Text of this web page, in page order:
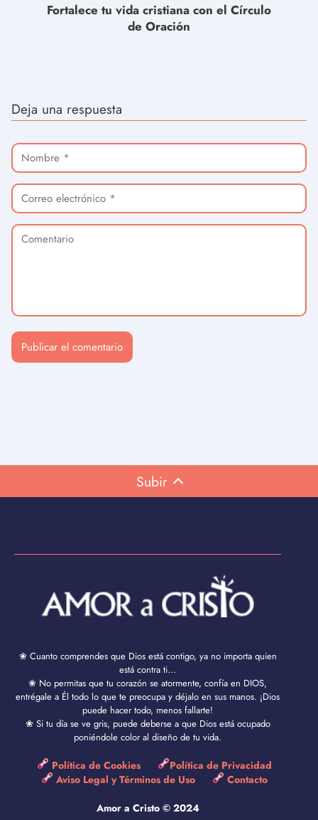
Fortalece tu vida cristiana con el Círculo
de Oración
Deja una respuesta
Subir
❀ Cuanto comprendes que Dios está contigo, ya no importa quien
está contra ti...
❀ No permitas que tu corazón se atormente, confía en DIOS,
entrégale a Él todo lo que te preocupa y déjalo en sus manos. ¡Dios
puede hacer todo, menos fallarte!
❀ Si tu día se ve gris, puede deberse a que Dios está ocupado
poniéndole color al diseño de tu vida.
Política de Cookies
Política de Privacidad
Aviso Legal y Términos de Uso
Contacto
Amor a Cristo © 2024